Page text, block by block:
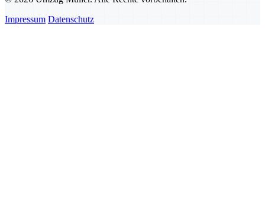
Impressum Datenschutz